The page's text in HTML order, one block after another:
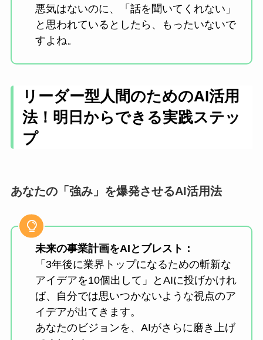
悪気はないのに、「話を聞いてくれない」
と思われているとしたら、もったいないで
すよね。
リーダー型人間のためのAI活用
法！明日からできる実践ステッ
プ
あなたの「強み」を爆発させるAI活用法
未来の事業計画をAIとブレスト：
「3年後に業界トップになるための斬新な
アイデアを10個出して」とAIに投げかけれ
ば、自分では思いつかないような視点のア
イデアが出てきます。
あなたのビジョンを、AIがさらに磨き上げ